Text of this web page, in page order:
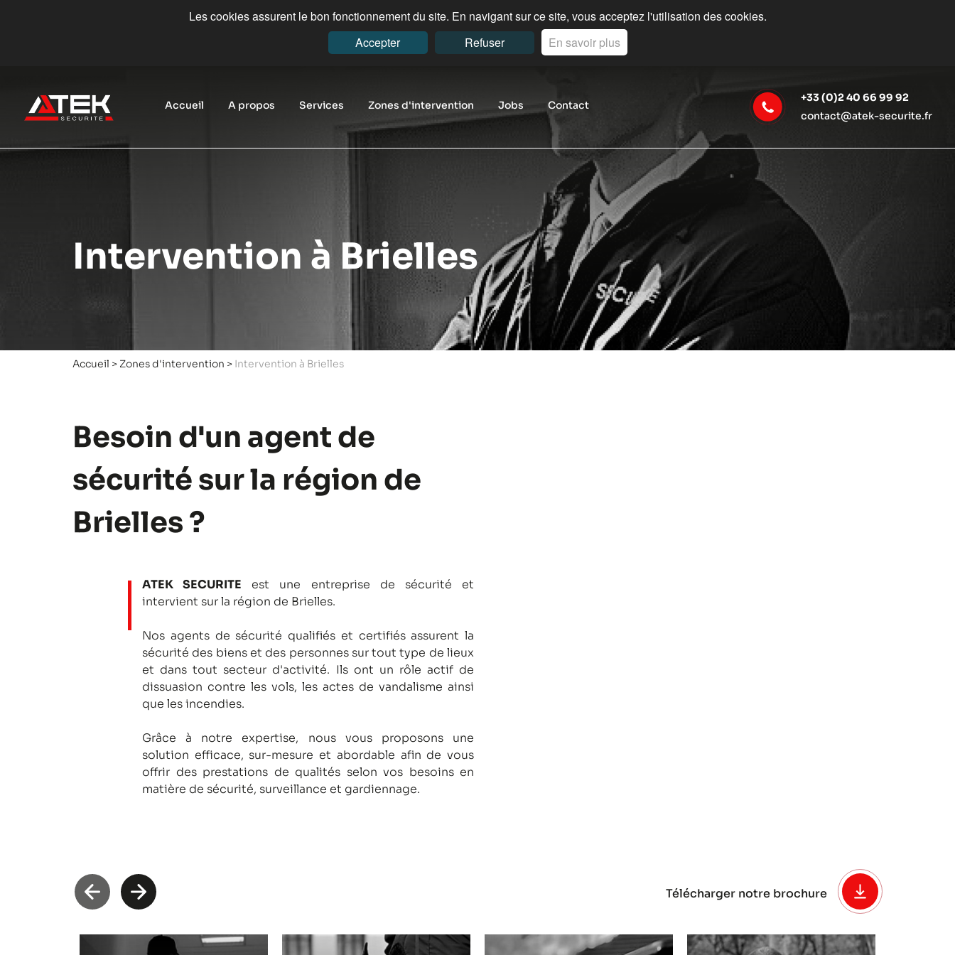
Les cookies assurent le bon fonctionnement du site. En navigant sur ce site, vous acceptez l'utilisation des cookies.
Accepter
Refuser En savoir plus
Accueil A propos Services Zones d'intervention Jobs Contact
+33 (0)2 40 66 99 92
contact@atek-securite.fr
Intervention à Brielles
Accueil > Zones d'intervention > Intervention à Brielles
Besoin d'un agent de
sécurité sur la région de
Brielles ?
ATEK SECURITE est une entreprise de sécurité et
intervient sur la région de Brielles.
Nos agents de sécurité qualifiés et certifiés assurent la
sécurité des biens et des personnes sur tout type de lieux
et dans tout secteur d'activité. Ils ont un rôle actif de
dissuasion contre les vols, les actes de vandalisme ainsi
que les incendies.
Grâce à notre expertise, nous vous proposons une
solution efficace, sur-mesure et abordable afin de vous
offrir des prestations de qualités selon vos besoins en
matière de sécurité, surveillance et gardiennage.
Télécharger notre brochure